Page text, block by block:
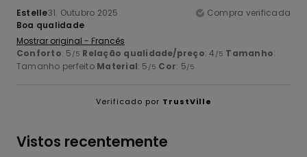
Estelle31. Outubro 2025
Compra verificada
Boa qualidade
Mostrar original - Francês
Conforto: 5 /5 Relação qualidade/preço: 4 /5 Tamanho:
Tamanho perfeito Material: 5 /5 Cor: 5/5
Verificado por TrustVille
Vistos recentemente